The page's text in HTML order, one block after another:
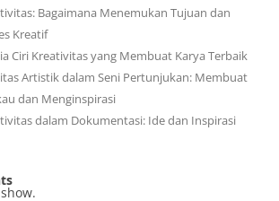
Bagaimana Menemukan Tujuan dan
Kreatif
Ciri Kreativitas yang Membuat Karya Terbaik
Artistik dalam Seni Pertunjukan: Membuat
dan Menginspirasi
dalam Dokumentasi: Ide dan Inspirasi